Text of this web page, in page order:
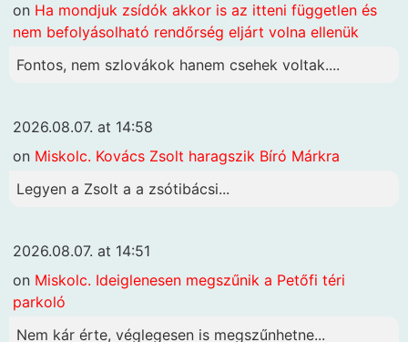
on Ha mondjuk zsídók akkor is az itteni független és
nem befolyásolható rendőrség eljárt volna ellenük
Fontos, nem szlovákok hanem csehek voltak....
2026.08.07. at 14:58
on Miskolc. Kovács Zsolt haragszik Bíró Márkra
Legyen a Zsolt a a zsótibácsi...
2026.08.07. at 14:51
on Miskolc. Ideiglenesen megszűnik a Petőfi téri
parkoló
Nem kár érte, véglegesen is megszűnhetne...